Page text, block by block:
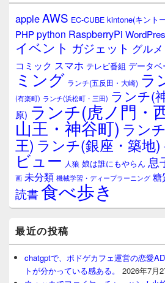
ウ
ィ
ジ
ェ
ア
appleAWS EC-CUBE kintone(キント
PHPpython RaspberryPi
イベント ガジェット グルメ
コミック スマホ テレビ番組 データベ
ミング ランチ(五反田・大崎) ラ
(有楽町) ランチ(浜松町・三田) ランチ(
原) ランチ(虎ノ門・
山王・神谷町) ラン
王) ランチ(銀座・築地)
ビュー 人狼 娘は誰にもやらん 息
画 未分類 機械学習・ディープラーニング 糖
読書食べ歩き
最近の投稿
chatgptで、ボドゲカフェ運営の恋愛
トが分かっている感ある。
2026年7月